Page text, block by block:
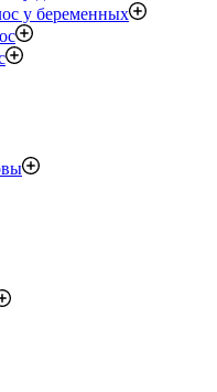
у беременных